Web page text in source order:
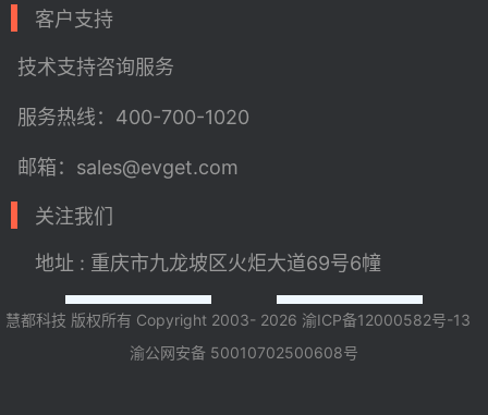
客户支持
技术支持咨询服务
服务热线：400-700-1020
邮箱：sales@evget.com
关注我们
地址 : 重庆市九龙坡区火炬大道69号6幢
慧都科技 版权所有 Copyright 2003- 2026 渝ICP备12000582号-13
渝公网安备 50010702500608号